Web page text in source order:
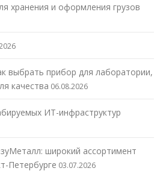
хранения и оформления грузов
выбрать прибор для лаборатории,
качества 06.08.2026
ИТ-инфраструктур
широкий ассортимент
Петербурге 03.07.2026